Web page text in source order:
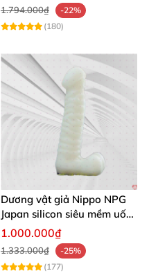
1.794.000₫
-22%
(180)
Dương vật giả Nippo NPG
Japan silicon siêu mềm uốn
cong thoải mái
1.000.000₫
1.333.000₫
-25%
(177)